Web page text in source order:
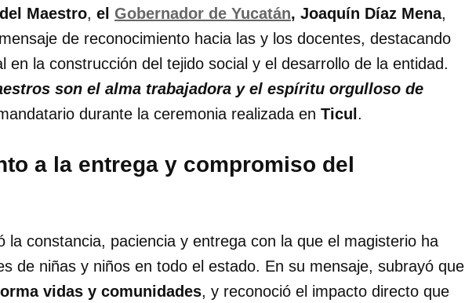
Maestro, el Gobernador de Yucatán, Joaquín Díaz Mena,
de reconocimiento hacia las y los docentes, destacando
en la construcción del tejido social y el desarrollo de la entidad.
son el alma trabajadora y el espíritu orgulloso de
durante la ceremonia realizada en Ticul .
a la entrega y compromiso del
la constancia, paciencia y entrega con la que el magisterio ha
de niñas y niños en todo el estado. En su mensaje, subrayó que
vidas y comunidades, y reconoció el impacto directo que